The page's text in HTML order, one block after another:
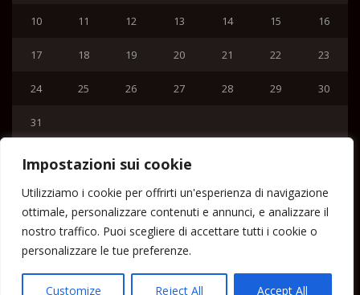
Impostazioni sui cookie
Utilizziamo i cookie per offrirti un'esperienza di navigazione
ottimale, personalizzare contenuti e annunci, e analizzare il
nostro traffico. Puoi scegliere di accettare tutti i cookie o
personalizzare le tue preferenze.
Customize Reject All Accept All
10 11 12 13 14 15 16
17 18 19 20 21 22 23
24 25 26 27 28 29 30
31
Home
Lipari News
Cronaca Lipari
Politica Lipari